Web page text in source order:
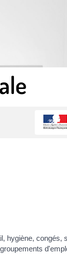
hygiène, congés,